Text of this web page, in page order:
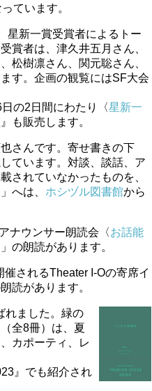
ています。
星新一賞受賞者によるトー
賞者は、津久井五月さん、
松樹凛さん、関元聡さん、
す。企画の観覧にはSF大会
の2日間にわたり〈星新一
も販売します。
さんです。寄せ書きの下
ています。対談、談話、ア
されていなかったものを、
へは、 ホシヅル図書館から
ナウンサー朗読会〈お話能
の朗読があります。
されるTheater I-Oの寄席イ
読があります。
れました。緑の
全8冊）は、夏
カポーティ、レ
』でも紹介され